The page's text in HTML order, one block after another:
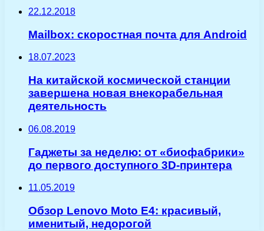
22.12.2018
Mailbox: скоростная почта для Android
18.07.2023
На китайской космической станции
завершена новая внекорабельная
деятельность
06.08.2019
Гаджеты за неделю: от «биофабрики»
до первого доступного 3D-принтера
11.05.2019
Обзор Lenovo Moto E4: красивый,
именитый, недорогой